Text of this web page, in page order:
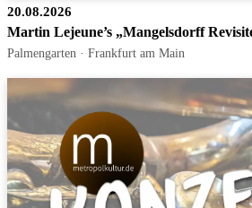
20.08.2026
Martin Lejeune’s „Mangelsdorff
Palmengarten · Frankfurt am Main